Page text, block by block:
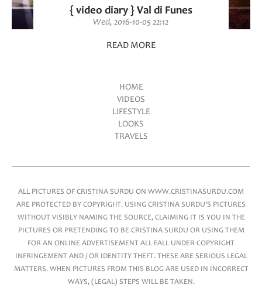
{ video diary } Val di Funes
Wed, 2016-10-05 22:12
READ MORE
HOME
VIDEOS
LIFESTYLE
LOOKS
TRAVELS
ALL PICTURES OF CRISTINA SURDU ON WWW.CRISTINASURDU.COM
ARE PROTECTED BY COPYRIGHT. USING CRISTINA SURDU'S PICTURES
WITHOUT VISIBLY NAMING THE SOURCE, CLAIMING IT IS YOU IN THE
PICTURES OR PRETENDING TO BE CRISTINA SURDU OR USING THEM
FOR AN ONLINE ADVERTISEMENT ALL FALL UNDER COPYRIGHT
INFRINGEMENT AND / OR IDENTITY THEFT. THESE ARE SERIOUS LEGAL
MATTERS. WHEN PICTURES FROM THIS BLOG ARE USED IN INCORRECT
WAYS, (LEGAL) STEPS WILL BE TAKEN.